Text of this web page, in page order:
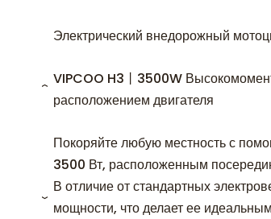
›
›
Электрический внедорожный
VIPCOO H3丨3500W
расположением двигателя
Покоряйте любую местность с
3500 Вт, расположенным
В отличие от стандартных
мощности, что делает ее